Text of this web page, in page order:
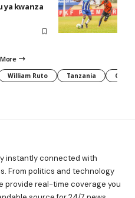
ya kwanza
William Ruto Tanzania CAF
instantly connected with
From politics and technology
provide real-time coverage you